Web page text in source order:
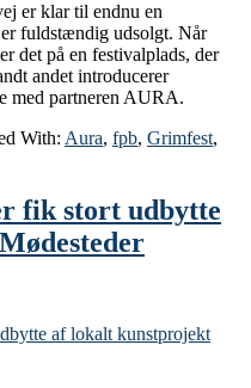
er klar til endnu en
fuldstændig udsolgt. Når
det på en festivalplads, der
andet introducerer
med partneren AURA.
With: Aura, fpb, Grimfest,
fik stort udbytte